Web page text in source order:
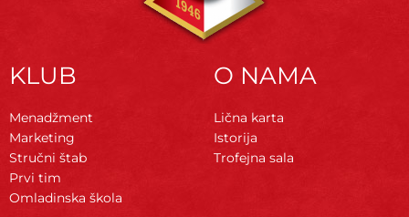
KLUB
Menadžment
Marketing
Stručni štab
Prvi tim
Omladinska škola
O NAMA
Lična karta
Istorija
Trofejna sala